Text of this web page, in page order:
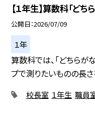
【１年生】算数科「どち
公開日 2026/07/09
１年
算数科では、「どちらが
プで測りたいものの長
校長室 １年生 職員